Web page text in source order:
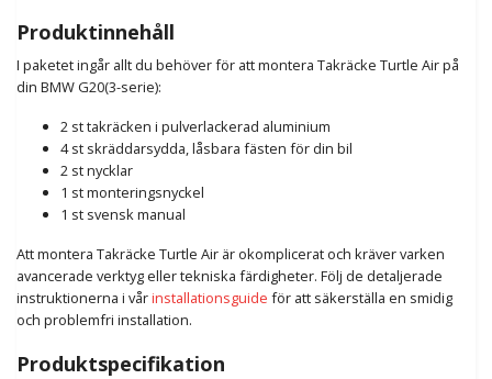
Produktinnehåll
I paketet ingår allt du behöver för att montera Takräcke Turtle Air på
din BMW G20(3-serie):
2 st takräcken i pulverlackerad aluminium
4 st skräddarsydda, låsbara fästen för din bil
2 st nycklar
1 st monteringsnyckel
1 st svensk manual
Att montera Takräcke Turtle Air är okomplicerat och kräver varken
avancerade verktyg eller tekniska färdigheter. Följ de detaljerade
instruktionerna i vårinstallationsguide för att säkerställa en smidig
och problemfri installation.
Produktspecifikation